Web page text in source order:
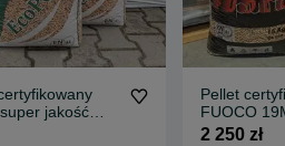
jakość
Pellet
FUOCO
klasa
2 250 zł